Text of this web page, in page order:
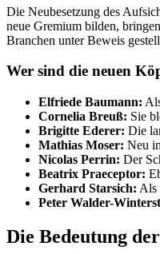
Die Neubesetzung des
neue Gremium bilden,
Branchen unter Beweis
Wer sind die neuen
Elfriede Baumann:
Cornelia Breuß: Sie
Brigitte Ederer: Die
Mathias Moser: Neu
Nicolas Perrin: Der
Beatrix Praeceptor:
Gerhard Starsich: Als
Peter Walder-
Die Bedeutung